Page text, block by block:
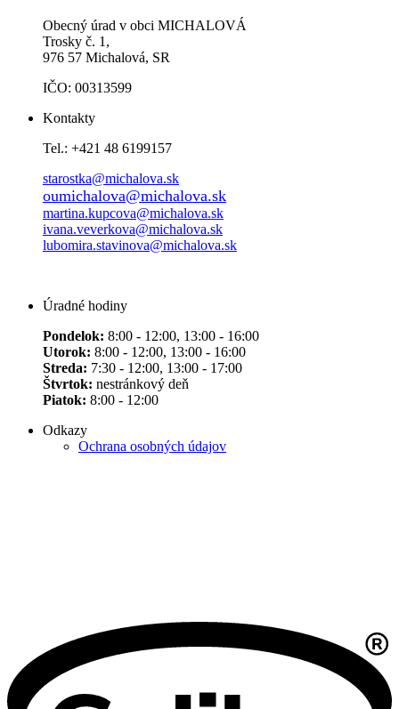
Obecný úrad v obci MICHALOVÁ
Trosky č. 1,
976 57 Michalová, SR
IČO: 00313599
Kontakty
Tel.: +421 48 6199157
starostka@michalova.sk
oumichalova@michalova.sk
martina.kupcova@michalova.sk
ivana.veverkova@michalova.sk
lubomira.stavinova@michalova.sk
Úradné hodiny
Pondelok: 8:00 - 12:00, 13:00 - 16:00
Utorok: 8:00 - 12:00, 13:00 - 16:00
Streda: 7:30 - 12:00, 13:00 - 17:00
Štvrtok: nestránkový deň
Piatok: 8:00 - 12:00
Odkazy
Ochrana osobných údajov